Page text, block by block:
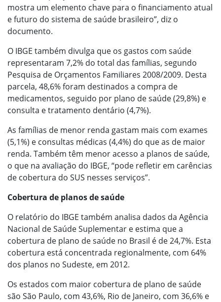
mostra um elemento chave para o financiamento atual
e futuro do sistema de saúde brasileiro”, diz o
documento.
O IBGE também divulga que os gastos com saúde
representaram 7,2% do total das famílias, segundo
Pesquisa de Orçamentos Familiares 2008/2009. Desta
parcela, 48,6% foram destinados a compra de
medicamentos, seguido por plano de saúde (29,8%) e
consulta e tratamento dentário (4,7%).
As famílias de menor renda gastam mais com exames
(5,1%) e consultas médicas (4,4%) do que as de maior
renda. Também têm menor acesso a planos de saúde,
o que na avaliação do IBGE, “pode refletir em carências
de cobertura do SUS nesses serviços”.
Cobertura de planos de saúde
O relatório do IBGE também analisa dados da Agência
Nacional de Saúde Suplementar e estima que a
cobertura de plano de saúde no Brasil é de 24,7%. Esta
cobertura está concentrada regionalmente, com 64%
dos planos no Sudeste, em 2012.
Os estados com maior cobertura de plano de saúde
são São Paulo, com 43,6%, Rio de Janeiro, com 36,6% e